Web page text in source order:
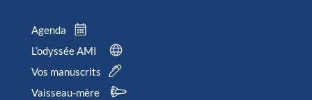
Agenda
L’odyssée AMI
Vos manuscrits
Vaisseau-mère